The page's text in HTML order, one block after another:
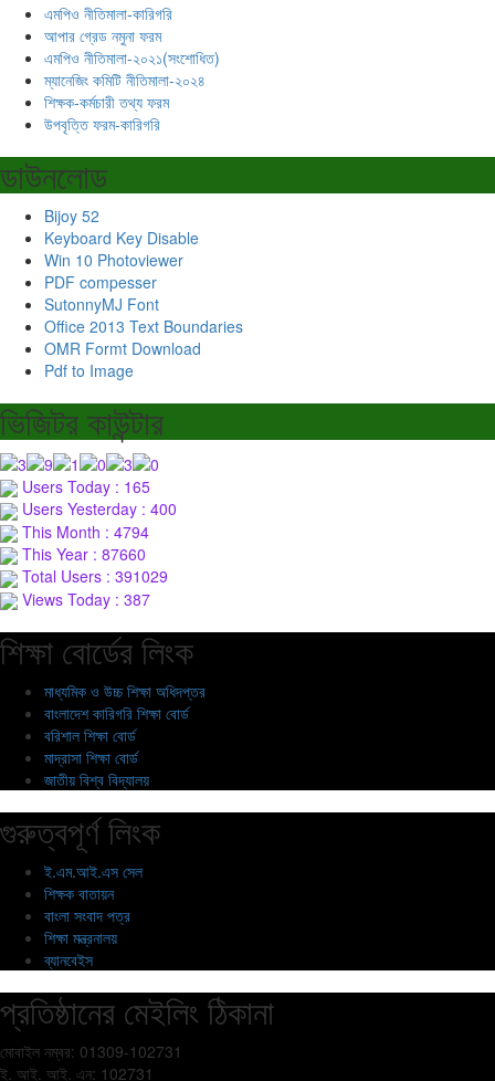
এমপিও নীতিমালা-কারিগরি
আপার গ্রেড নমুনা ফরম
এমপিও নীতিমালা-২০২১(সংশোধিত)
ম্যানেজিং কমিটি নীতিমালা-২০২৪
শিক্ষক-কর্মচারী তথ্য ফরম
উপবৃত্তি ফরম-কারিগরি
ডাউনলোড
Bijoy 52
Keyboard Key Disable
Win 10 Photoviewer
PDF compesser
SutonnyMJ Font
Office 2013 Text Boundaries
OMR Formt Download
Pdf to Image
ভিজিটর কাউন্টার
Users Today : 165
Users Yesterday : 400
This Month : 4794
This Year : 87660
Total Users : 391029
Views Today : 387
শিক্ষা বোর্ডের লিংক
মাধ্যমিক ও উচ্চ শিক্ষা অধিদপ্তর
বাংলাদেশ কারিগরি শিক্ষা বোর্ড
বরিশাল শিক্ষা বোর্ড
মাদ্রাসা শিক্ষা বোর্ড
জাতীয় বিশ্ব বিদ্যালয়
গুরুত্বপূর্ণ লিংক
ই.এম.আই.এস সেল
শিক্ষক বাতায়ন
বাংলা সংবাদ পত্র
শিক্ষা মন্ত্রনালয়
ব্যানবেইস
প্রতিষ্ঠানের মেইলিং ঠিকানা
মোবাইল নম্বর: 01309-102731
ই. আই. আই. এন: 102731